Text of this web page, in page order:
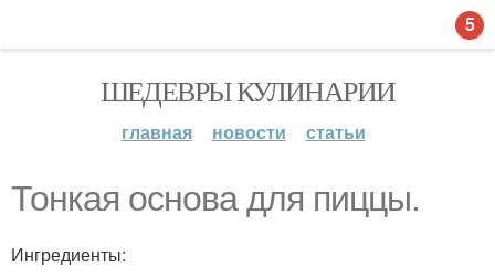
ШЕДЕВРЫ КУЛИНАРИИ
главная новости статьи
Тонкая основа для пиццы.
Ингредиенты:
5